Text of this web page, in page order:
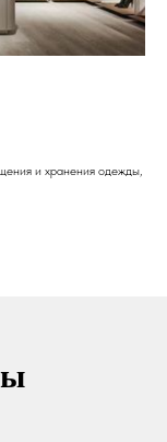
и хранения одежды,